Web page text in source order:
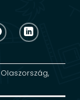
Olaszország,